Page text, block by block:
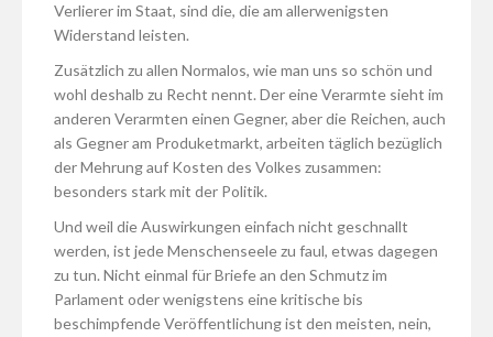
Verlierer im Staat, sind die, die am allerwenigsten
Widerstand leisten.
Zusätzlich zu allen Normalos, wie man uns so schön und
wohl deshalb zu Recht nennt. Der eine Verarmte sieht im
anderen Verarmten einen Gegner, aber die Reichen, auch
als Gegner am Produketmarkt, arbeiten täglich bezüglich
der Mehrung auf Kosten des Volkes zusammen:
besonders stark mit der Politik.
Und weil die Auswirkungen einfach nicht geschnallt
werden, ist jede Menschenseele zu faul, etwas dagegen
zu tun. Nicht einmal für Briefe an den Schmutz im
Parlament oder wenigstens eine kritische bis
beschimpfende Veröffentlichung ist den meisten, nein,